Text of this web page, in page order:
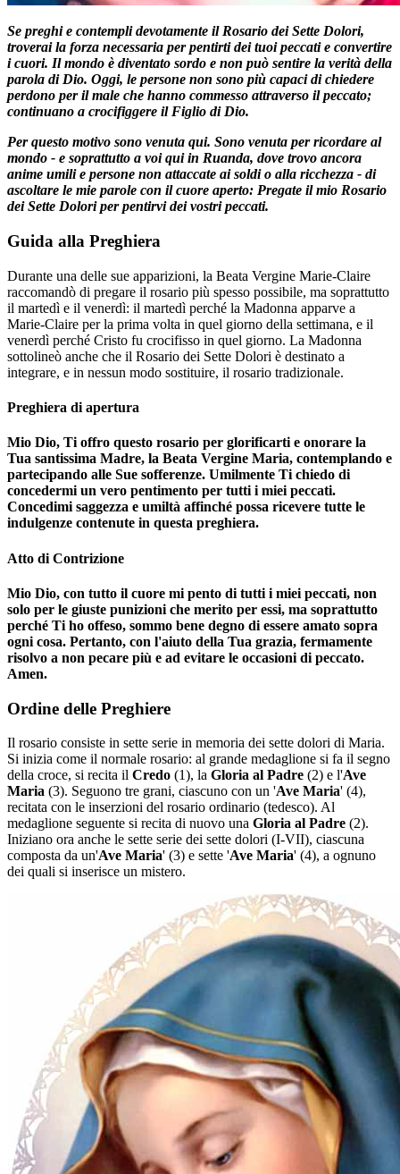
Se preghi e contempli devotamente il Rosario dei Sette Dolori,
troverai la forza necessaria per pentirti dei tuoi peccati e convertire
i cuori. Il mondo è diventato sordo e non può sentire la verità della
parola di Dio. Oggi, le persone non sono più capaci di chiedere
perdono per il male che hanno commesso attraverso il peccato;
continuano a crocifiggere il Figlio di Dio.
Per questo motivo sono venuta qui. Sono venuta per ricordare al
mondo - e soprattutto a voi qui in Ruanda, dove trovo ancora
anime umili e persone non attaccate ai soldi o alla ricchezza - di
ascoltare le mie parole con il cuore aperto: Pregate il mio Rosario
dei Sette Dolori per pentirvi dei vostri peccati.
Guida alla Preghiera
Durante una delle sue apparizioni, la Beata Vergine Marie-Claire
raccomandò di pregare il rosario più spesso possibile, ma soprattutto
il martedì e il venerdì: il martedì perché la Madonna apparve a
Marie-Claire per la prima volta in quel giorno della settimana, e il
venerdì perché Cristo fu crocifisso in quel giorno. La Madonna
sottolineò anche che il Rosario dei Sette Dolori è destinato a
integrare, e in nessun modo sostituire, il rosario tradizionale.
Preghiera di apertura
Mio Dio, Ti offro questo rosario per glorificarti e onorare la
Tua santissima Madre, la Beata Vergine Maria, contemplando e
partecipando alle Sue sofferenze. Umilmente Ti chiedo di
concedermi un vero pentimento per tutti i miei peccati.
Concedimi saggezza e umiltà affinché possa ricevere tutte le
indulgenze contenute in questa preghiera.
Atto di Contrizione
Mio Dio, con tutto il cuore mi pento di tutti i miei peccati, non
solo per le giuste punizioni che merito per essi, ma soprattutto
perché Ti ho offeso, sommo bene degno di essere amato sopra
ogni cosa. Pertanto, con l'aiuto della Tua grazia, fermamente
risolvo a non pecare più e ad evitare le occasioni di peccato.
Amen.
Ordine delle Preghiere
Il rosario consiste in sette serie in memoria dei sette dolori di Maria.
Si inizia come il normale rosario: al grande medaglione si fa il segno
della croce, si recita il Credo (1), la Gloria al Padre (2) e l'Ave
Maria (3). Seguono tre grani, ciascuno con un 'Ave Maria' (4),
recitata con le inserzioni del rosario ordinario (tedesco). Al
medaglione seguente si recita di nuovo una Gloria al Padre (2).
Iniziano ora anche le sette serie dei sette dolori (I-VII), ciascuna
composta da un'Ave Maria' (3) e sette 'Ave Maria' (4), a ognuno
dei quali si inserisce un mistero.